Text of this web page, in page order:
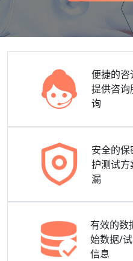
便捷的咨
提供咨
询
安全的保
护测试方
漏
有效的数
始数据/
信息